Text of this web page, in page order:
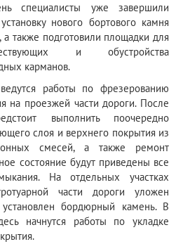
специалисты уже завершили
нового бортового камня
а также подготовили площадки для
и обустройства
карманов.
работы по фрезерованию
на проезжей части дороги. После
выполнить поочередно
слоя и верхнего покрытия из
смесей, а также ремонт
состояние будут приведены все
На отдельных участках
части дороги уложен
бордюрный камень. В
начнутся работы по укладке